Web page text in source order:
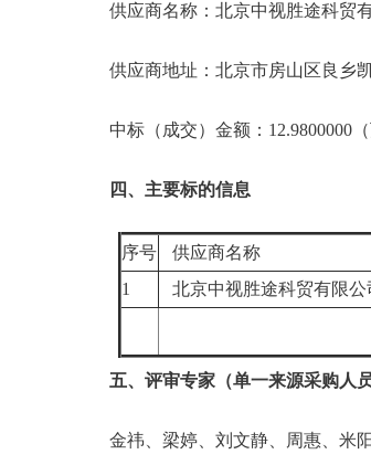
供应商名称：北京中视胜途科贸
供应商地址：北京市房山区良乡
中标（成交）金额：12.9800000（
四、主要标的信息
序号 供应商名称
1
北京中视胜途科贸有限公
五、评审专家（单一来源采购人
金祎、梁婷、刘文静、周惠、米阳